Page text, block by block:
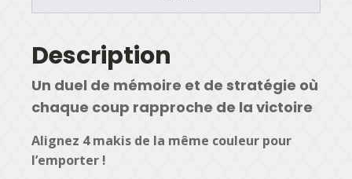
Description
Un duel de mémoire et de stratégie où
chaque coup rapproche de la victoire
Alignez 4 makis de la même couleur pour
l’emporter !